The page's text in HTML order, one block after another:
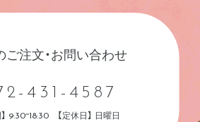
ご注文・お問い合わせ
431-4587
】 9:30~18:30 【定休日】 日曜日